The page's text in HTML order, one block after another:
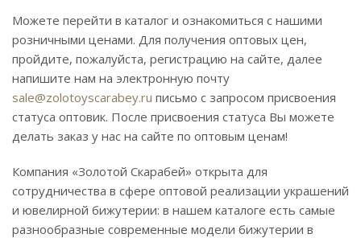
Можете перейти в каталог и ознакомиться с нашими
розничными ценами. Для получения оптовых цен,
пройдите, пожалуйста, регистрацию на сайте, далее
напишите нам на электронную почту
sale@zolotoyscarabey.ru письмо с запросом присвоения
статуса оптовик. После присвоения статуса Вы можете
делать заказ у нас на сайте по оптовым ценам!
Компания «Золотой Скарабей» открыта для
сотрудничества в сфере оптовой реализации украшений
и ювелирной бижутерии: в нашем каталоге есть самые
разнообразные современные модели бижутерии в